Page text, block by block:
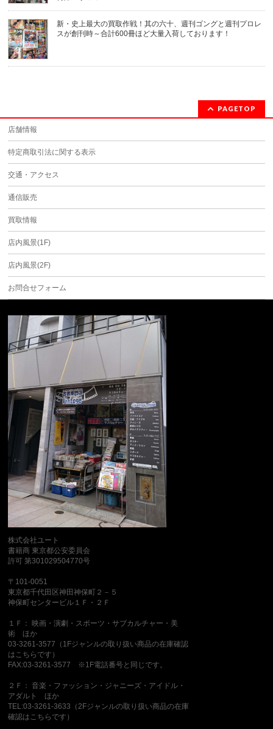
新・史上最大の買取作戦！其の六十、週刊ゴングと週刊プロレ
スが創刊時～合計600冊ほど大量入荷しております！
PAGETOP
店舗情報
特定商取引法に関する表示
交通・アクセス
通信販売
買取情報
店内風景(1F)
店内風景(2F)
お問合せフォーム
株式会社ユート
書籍商 東京都公安委員会
許可 第301029504770号
〒101-0051
東京都千代田区神田神保町２－５
神保町センタービル１Ｆ・２Ｆ
１Ｆ： 映画・演劇・スポーツ・サブカルチャー・美
術 ほか
03-3261-3577（1Fジャンルの取り扱い商品の在庫確認
はこちらです）
FAX:03-3261-3577 ※1F電話番号と同じです。
２Ｆ： 音楽・ファッション・ジャニーズ・アイドル・
アダルト ほか
TEL:03-3261-3633（2Fジャンルの取り扱い商品の在庫
確認はこちらです）